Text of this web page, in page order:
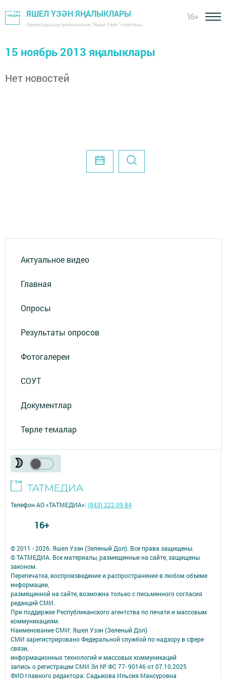
ЯШЕЛ ҮЗӘН ЯҢАЛЫКЛАРЫ
Зеленодольск районының "Яшел Үзән" газетасы
16+
15 ноябрь 2013 яңалыклары
Нет новостей
Актуальное видео
Главная
Опросы
Результаты опросов
Фотогалереи
СОУТ
Документлар
Төрле темалар
© 2011 - 2026. Яшел Узэн (Зеленый Дол). Все права защищены.
© ТАТМЕДИА. Все материалы, размещенные на сайте, защищены
законом.
Перепечатка, воспроизведение и распространение в любом объеме
информации,
размещенной на сайте, возможна только с письменного согласия
редакций СМИ.
При поддержке Республиканского агентства по печати и массовым
коммуникациям.
Наименование СМИ: Яшел Узэн (Зеленый Дол)
СМИ зарегистрировано Федеральной службой по надзору в сфере
связи,
информационных технологий и массовых коммуникаций
запись о регистрации СМИ Эл № ФС 77- 90146 от 07.10.2025
ФИО главного редактора: Садыкова Ильсия Мансуровна
Телефон АО «ТАТМЕДИА»:(843) 222 09 84
16+